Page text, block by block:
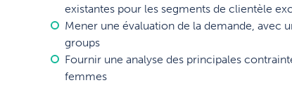
existantes pour les segments de clientèle
Mener une évaluation de la demande, avec
groups
Fournir une analyse des principales
femmes